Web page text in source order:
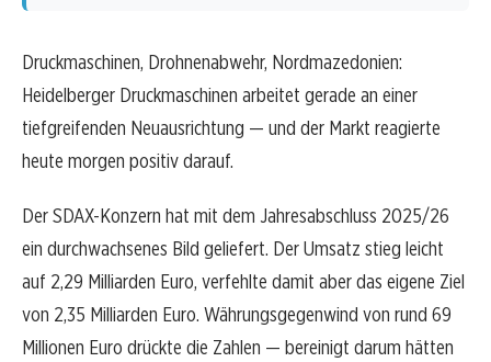
Druckmaschinen, Drohnenabwehr, Nordmazedonien:
Heidelberger Druckmaschinen arbeitet gerade an einer
tiefgreifenden Neuausrichtung — und der Markt reagierte
heute morgen positiv darauf.
Der SDAX-Konzern hat mit dem Jahresabschluss 2025/26
ein durchwachsenes Bild geliefert. Der Umsatz stieg leicht
auf 2,29 Milliarden Euro, verfehlte damit aber das eigene Ziel
von 2,35 Milliarden Euro. Währungsgegenwind von rund 69
Millionen Euro drückte die Zahlen — bereinigt darum hätten